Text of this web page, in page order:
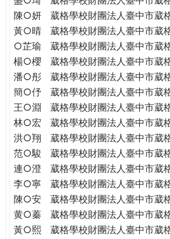
陳○妍
葳格學校財團法人臺中市葳
黃○晴
葳格學校財團法人臺中市葳
○芷瑜
葳格學校財團法人臺中市葳
楊○櫻
葳格學校財團法人臺中市葳
潘○彤
葳格學校財團法人臺中市葳
簡○伃
葳格學校財團法人臺中市葳
王○淵
葳格學校財團法人臺中市葳
林○宏
葳格學校財團法人臺中市葳
洪○翔
葳格學校財團法人臺中市葳
范○駿
葳格學校財團法人臺中市葳
連○澄
葳格學校財團法人臺中市葳
李○寧
葳格學校財團法人臺中市葳
陳○安
葳格學校財團法人臺中市葳
黄○蓁
葳格學校財團法人臺中市葳
黃○熙
葳格學校財團法人臺中市葳